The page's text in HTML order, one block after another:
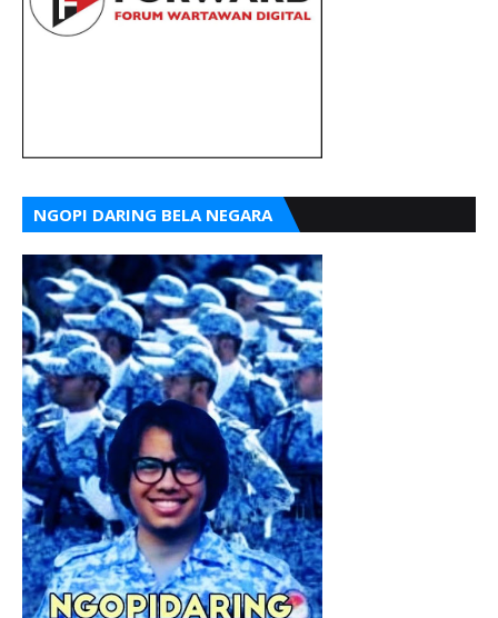
NGOPI DARING BELA NEGARA